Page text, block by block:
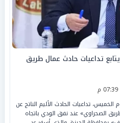
تداعيات حادث عمال طريق
الخميس، تداعيات الحادث الأليم الناتج عن
الصحراوي» عند نفق الودي باتجاه